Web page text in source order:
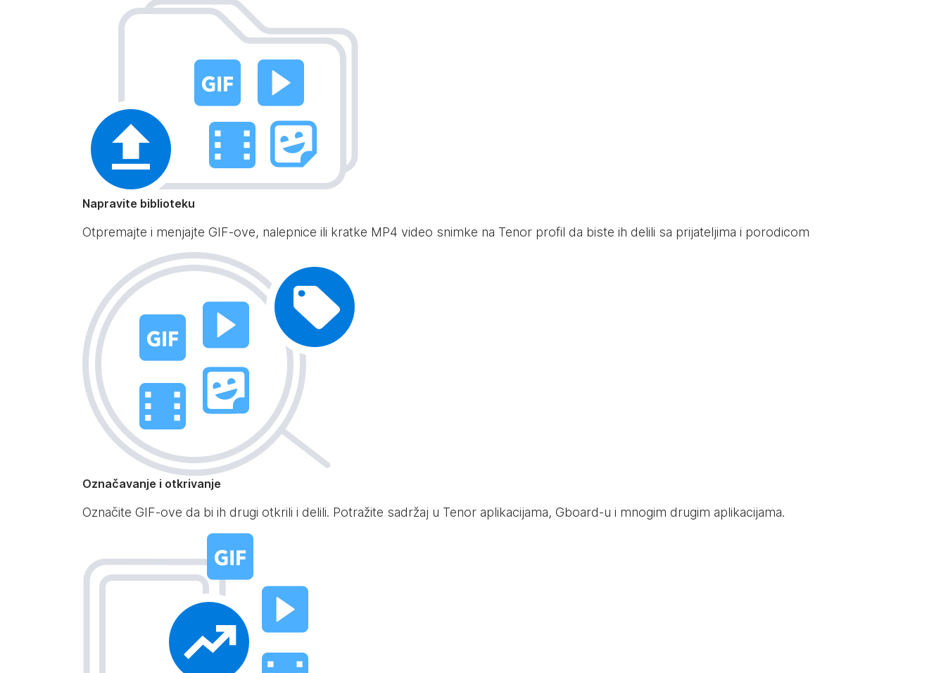
Napravite biblioteku
Otpremajte i menjajte GIF-ove, nalepnice ili kratke MP4 video snimke na Tenor profil da biste ih delili sa prijateljima i porodicom
Označavanje i otkrivanje
Označite GIF-ove da bi ih drugi otkrili i delili. Potražite sadržaj u Tenor aplikacijama, Gboard-u i mnogim drugim aplikacijama.